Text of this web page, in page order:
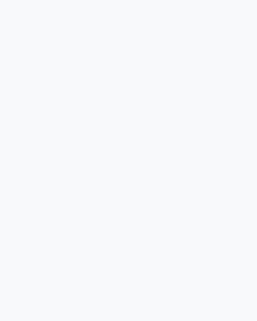
de bain